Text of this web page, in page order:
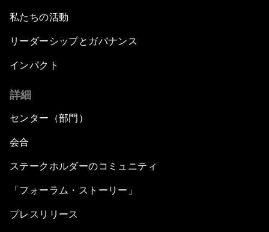
私たちの活動
リーダーシップとガバナンス
インパクト
詳細
センター（部門）
会合
ステークホルダーのコミュニティ
「フォーラム・ストーリー」
プレスリリース